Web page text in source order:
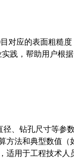
应的表面粗糙度
践，帮助用户根
、钻孔尺寸等参
方法和典型数值（
适用于工程技术人